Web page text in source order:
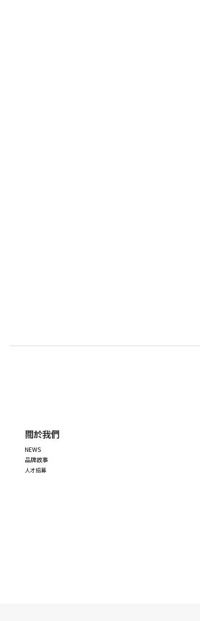
關於我們
NEWS
品牌故事
人才招募